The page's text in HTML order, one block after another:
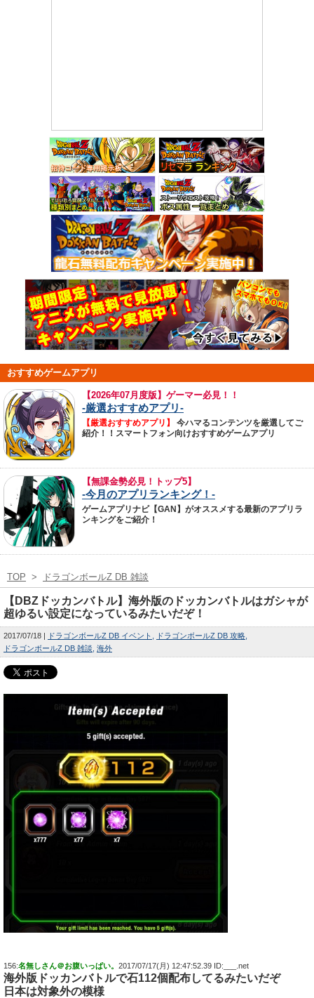
おすすめゲームアプリ
【2026年07月度版】ゲーマー必見！！
-厳選おすすめアプリ-
【厳選おすすめアプリ】
今ハマるコンテンツを厳選してご
紹介！！スマートフォン向けおすすめゲームアプリ
【無課金勢必見！トップ5】
-今月のアプリランキング！-
ゲームアプリナビ【GAN】がオススメする最新のアプリラ
ンキングをご紹介！
TOP > ドラゴンボールZ DB 雑談
【DBZドッカンバトル】海外版のドッカンバトルはガシャが
超ゆるい設定になっているみたいだぞ！
2017/07/18 ドラゴンボールZ DB イベント
ドラゴンボールZ DB 攻略
ドラゴンボールZ DB 雑談 海外
156:名無しさん＠お腹いっぱい。 2017/07/17(月) 12:47:52.39 ID:___.net
海外版ドッカンバトルで石112個配布してるみたいだぞ
日本は対象外の模様